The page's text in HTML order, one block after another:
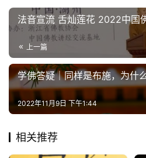
法音宣流 舌灿莲花 2022中国
上一篇
学佛答疑｜同样是布施，为什
2022年11月9日 下午1:44
相关推荐